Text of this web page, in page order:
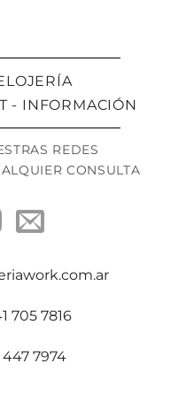
- INFORMACIÓN
REDES
CONSULTA
705 7816
447 7974